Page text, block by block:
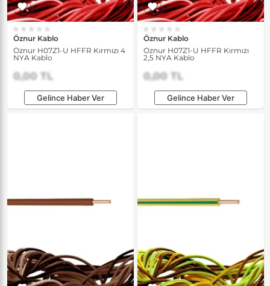
Öznur Kablo
Öznur H07Z1-U HFFR Kırmızı 4
NYA Kablo
0,00 TL
Gelince Haber Ver
Öznur Kablo
Öznur H07Z1-U HFFR Kırmızı
2,5 NYA Kablo
0,00 TL
Gelince Haber Ver